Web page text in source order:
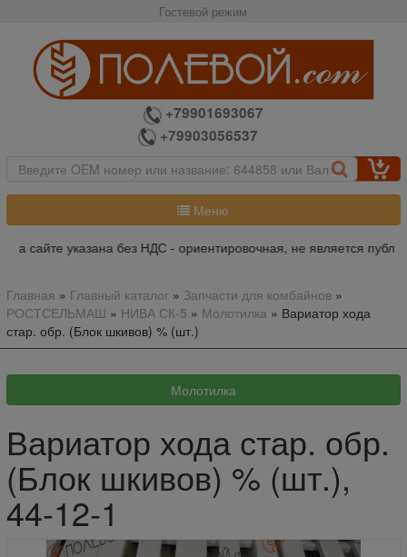
Гостевой режим
+79901693067
+79903056537
Меню
сайте указана без НДС - ориентировочная, не является
Главная » Главный каталог» Запчасти для комбайнов»
РОСТСЕЛЬМАШ » НИВА СК-5 » Молотилка » Вариатор хода
стар. обр. (Блок шкивов) % (шт.)
Вариатор хода стар. обр.
(Блок шкивов) % (шт.),
44-12-1